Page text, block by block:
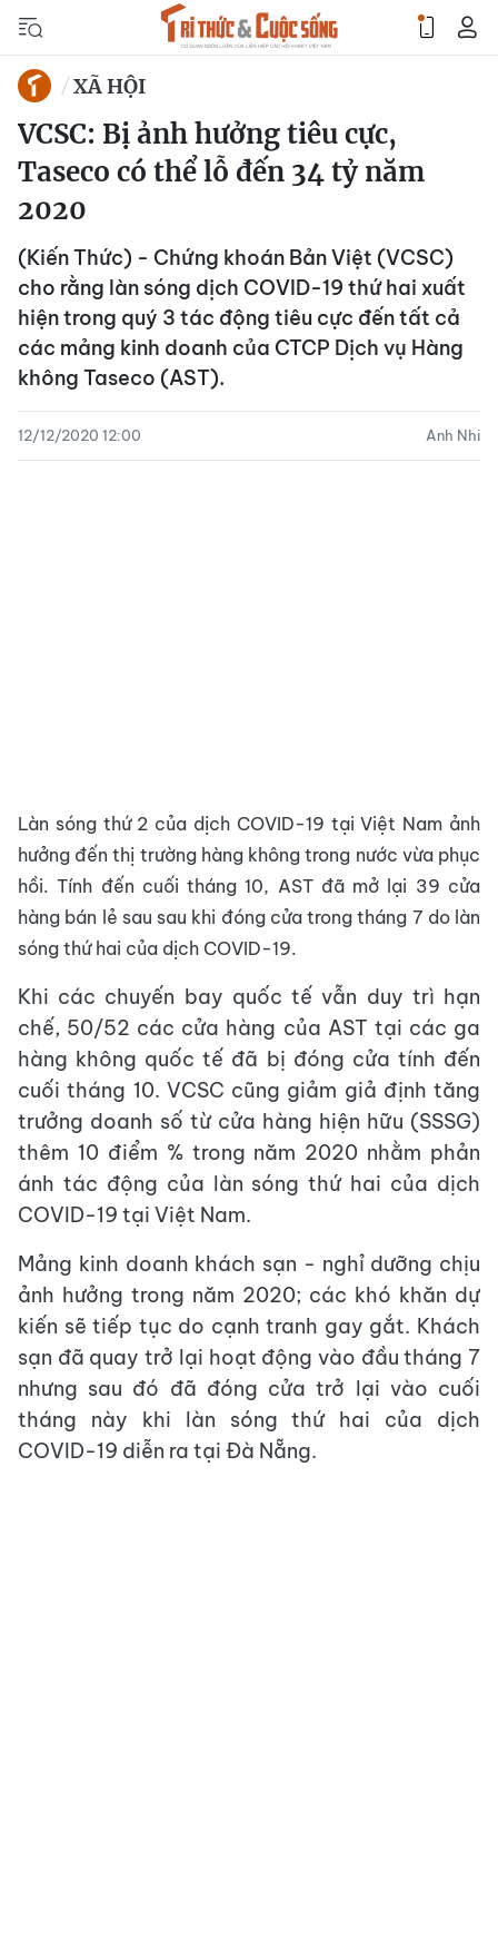
XÃ HỘI
VCSC: Bị ảnh hưởng tiêu cực,
Taseco có thể lỗ đến 34 tỷ năm
2020
(Kiến Thức) - Chứng khoán Bản Việt (VCSC)
cho rằng làn sóng dịch COVID-19 thứ hai xuất
hiện trong quý 3 tác động tiêu cực đến tất cả
các mảng kinh doanh của CTCP Dịch vụ Hàng
không Taseco (AST).
12/12/2020 12:00 Anh Nhi
Làn sóng thứ 2 của dịch COVID-19 tại Việt Nam ảnh
hưởng đến thị trường hàng không trong nước vừa phục
hồi. Tính đến cuối tháng 10, AST đã mở lại 39 cửa
hàng bán lẻ sau sau khi đóng cửa trong tháng 7 do làn
sóng thứ hai của dịch COVID-19.
Khi các chuyến bay quốc tế vẫn duy trì hạn
chế, 50/52 các cửa hàng của AST tại các ga
hàng không quốc tế đã bị đóng cửa tính đến
cuối tháng 10. VCSC cũng giảm giả định tăng
trưởng doanh số từ cửa hàng hiện hữu (SSSG)
thêm 10 điểm % trong năm 2020 nhằm phản
ánh tác động của làn sóng thứ hai của dịch
COVID-19 tại Việt Nam.
Mảng kinh doanh khách sạn - nghỉ dưỡng chịu
ảnh hưởng trong năm 2020; các khó khăn dự
kiến sẽ tiếp tục do cạnh tranh gay gắt. Khách
sạn đã quay trở lại hoạt động vào đầu tháng 7
nhưng sau đó đã đóng cửa trở lại vào cuối
tháng này khi làn sóng thứ hai của dịch
COVID-19 diễn ra tại Đà Nẵng.